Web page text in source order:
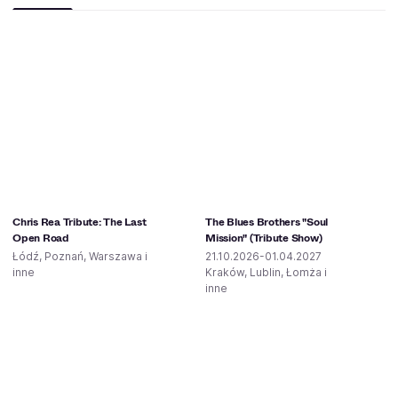
Chris Rea Tribute: The Last
Open Road
Łódź, Poznań, Warszawa i
inne
The Blues Brothers "Soul
Mission" (Tribute Show)
21.10.2026-01.04.2027
Kraków, Lublin, Łomża i
inne